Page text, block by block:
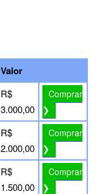
Valor
R$
3.000,00
Comprar
❯
R$
2.000,00
Comprar
❯
R$
1.500,00
Comprar
❯